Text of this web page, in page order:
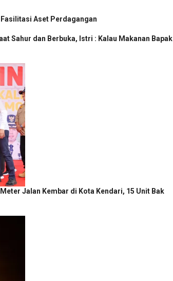
Aset Perdagangan
Sahur dan Berbuka, Istri : Kalau Makanan Bapak
Jalan Kembar di Kota Kendari, 15 Unit Bak